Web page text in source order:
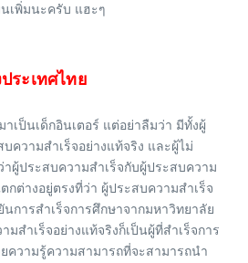
นเพิ่มนะครับ แฮะๆ
ระเทศไทย
าเป็นเด็กอินเตอร์ แต่อย่าลืมว่า มีทั้งผู้
ความสำเร็จอย่างแท้จริง และผู้ไม่
ผู้ประสบความสำเร็จกับผู้ประสบความ
กต่างอยู่ตรงที่ว่า ผู้ประสบความสำเร็จ
การสำเร็จการศึกษาจากมหาวิทยาลัย
สำเร็จอย่างแท้จริงก็เป็นผู้ที่สำเร็จการ
ความรู้ความสามารถที่จะสามารถนำ